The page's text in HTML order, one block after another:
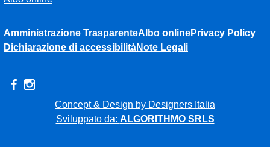
Amministrazione TrasparenteAlbo onlinePrivacy Policy
Dichiarazione di accessibilitàNote Legali
Concept & Design by Designers Italia
Sviluppato da: ALGORITHMO SRLS